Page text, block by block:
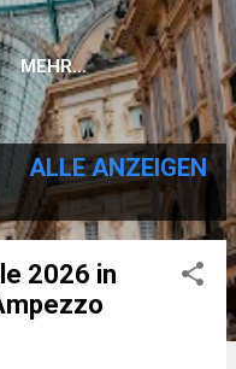
MEHR…
ALLE ANZEIGEN
2026 in